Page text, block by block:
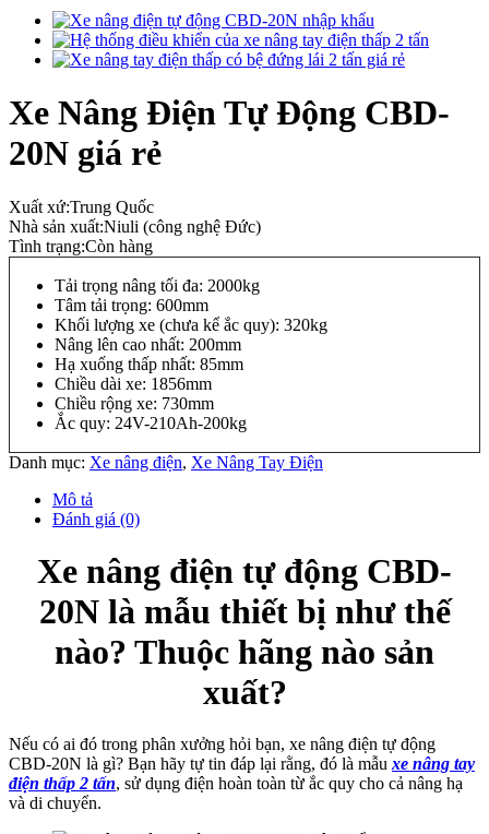
Xe Nâng Điện Tự Động CBD-
20N giá rẻ
Xuất xứ:Trung Quốc
Nhà sản xuất:Niuli (công nghệ Đức)
Tình trạng:Còn hàng
Tải trọng nâng tối đa: 2000kg
Tâm tải trọng: 600mm
Khối lượng xe (chưa kể ắc quy): 320kg
Nâng lên cao nhất: 200mm
Hạ xuống thấp nhất: 85mm
Chiều dài xe: 1856mm
Chiều rộng xe: 730mm
Ắc quy: 24V-210Ah-200kg
Danh mục: Xe nâng điện, Xe Nâng Tay Điện
Mô tả
Đánh giá (0)
Xe nâng điện tự động CBD-
20N là mẫu thiết bị như thế
nào? Thuộc hãng nào sản
xuất?
Nếu có ai đó trong phân xưởng hỏi bạn, xe nâng điện tự động
CBD-20N là gì? Bạn hãy tự tin đáp lại rằng, đó là mẫu xe nâng tay
điện thấp 2 tấn, sử dụng điện hoàn toàn từ ắc quy cho cả nâng hạ
và di chuyển.